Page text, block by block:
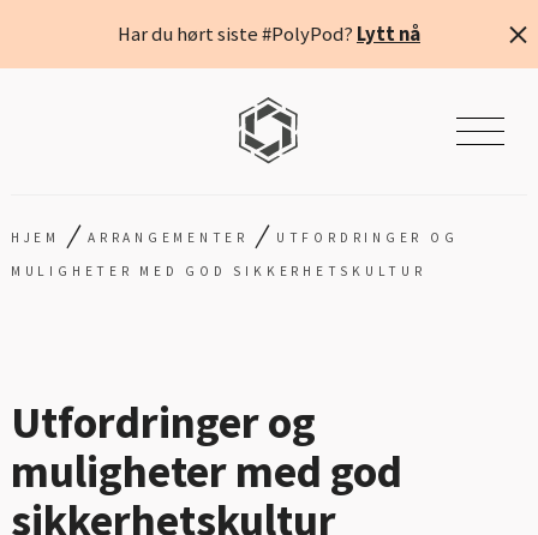
Har du hørt siste #PolyPod? Lytt nå
HJEM /ARRANGEMENTER / UTFORDRINGER OG
MULIGHETER MED GOD SIKKERHETSKULTUR
Utfordringer og
muligheter med god
sikkerhetskultur